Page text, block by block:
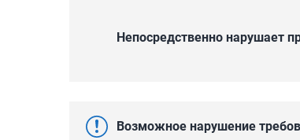
В стаж, дающий право на ежегодный
за непрерывный стаж работы на
этому работнику отпуска без
Непосредственно нарушает
Возможное нарушение